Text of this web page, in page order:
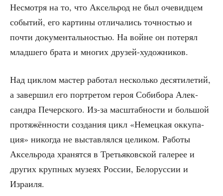
Несмот­ря на то, что Аксель­род не был оче­вид­цем
собы­тий, его кар­ти­ны отли­ча­лись точ­но­стью и
почти доку­мен­таль­но­стью. На войне он поте­рял
млад­ше­го бра­та и мно­гих друзей-художников.
Над цик­лом мастер рабо­тал несколь­ко деся­ти­ле­тий,
а завер­шил его порт­ре­том героя Собибо­ра Алек­
сандра Печер­ско­го. Из-за мас­штаб­но­сти и боль­шой
про­тя­жён­но­сти созда­ния цикл «Немец­кая окку­па­
ция» нико­гда не выстав­лял­ся цели­ком. Рабо­ты
Аксель­ро­да хра­нят­ся в Тре­тья­ков­ской гале­рее и
дру­гих круп­ных музе­ях Рос­сии, Бело­рус­сии и
Израиля.